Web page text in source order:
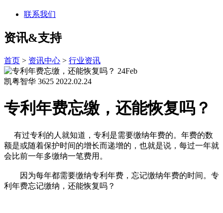
联系我们
资讯&支持
首页 > 资讯中心 > 行业资讯
24Feb
凯粤智华 3625 2022.02.24
专利年费忘缴，还能恢复吗？
有过专利的人就知道，专利是需要缴纳年费的。年费的数
额是或随着保护时间的增长而递增的，也就是说，每过一年就
会比前一年多缴纳一笔费用。
因为每年都需要缴纳专利年费，忘记缴纳年费的时间。专
利年费忘记缴纳，还能恢复吗？